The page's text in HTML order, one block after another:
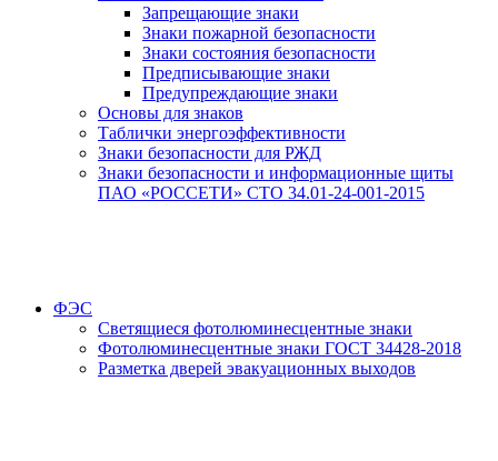
Запрещающие знаки
Знаки пожарной безопасности
Знаки состояния безопасности
Предписывающие знаки
Предупреждающие знаки
Основы для знаков
Таблички энергоэффективности
Знаки безопасности для РЖД
Знаки безопасности и информационные щиты
ПАО «РОССЕТИ» СТО 34.01-24-001-2015
ФЭС
Светящиеся фотолюминесцентные знаки
Фотолюминесцентные знаки ГОСТ 34428-2018
Разметка дверей эвакуационных выходов